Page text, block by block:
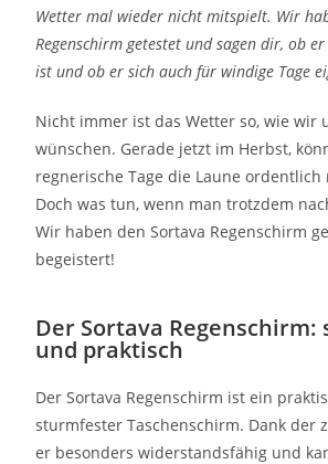
Wetter mal wieder nicht mitspielt. Wir
Regenschirm getestet und sagen dir, ob
ist und ob er sich auch für windige Tage
Nicht immer ist das Wetter so, wie wir
wünschen. Gerade jetzt im Herbst,
regnerische Tage die Laune
Doch was tun, wenn man trotzdem
Wir haben den Sortava Regenschirm
begeistert!
Der Sortava
und praktisch
Der Sortava Regenschirm ist ein
sturmfester Taschenschirm. Dank der
er besonders widerstandsfähig und